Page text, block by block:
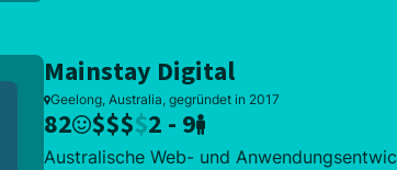
Mainstay Digital
Geelong, Australia, gegründet in 2017
82 $$$$2 - 9
Australische Web- und